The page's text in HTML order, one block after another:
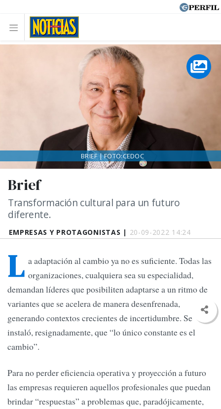
EMPRESAS Y PROTAGONISTAS | 20-09-2022 14:24
Brief
Transformación cultural para un futuro
diferente.
BRIEF | FOTO:CEDOC
L a adaptación al cambio ya no es suficiente. Todas las
organizaciones, cualquiera sea su especialidad,
demandan líderes que posibiliten adaptarse a un ritmo de
variantes que se acelera de manera desenfrenada,
generando contextos crecientes de incertidumbre. Se
instaló, resignadamente, que “lo único constante es el
cambio”.
Para no perder eficiencia operativa y proyección a futuro
las empresas requieren aquellos profesionales que puedan
brindar “respuestas” a problemas que, paradójicamente,